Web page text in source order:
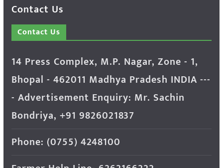
Contact Us
Contact Us
14 Press Complex, M.P. Nagar, Zone - 1,
Bhopal - 462011 Madhya Pradesh INDIA ---
- Advertisement Enquiry: Mr. Sachin
Bondriya, +91 9826021837
Phone: (0755) 4248100